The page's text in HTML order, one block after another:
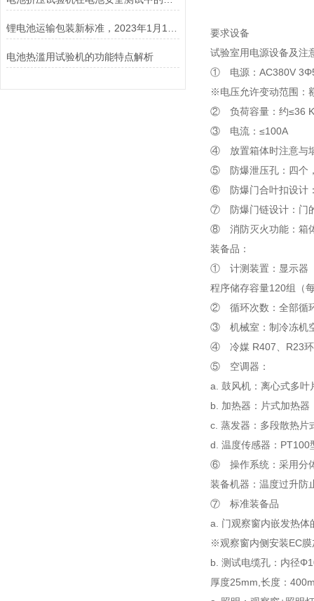
电池热滥用试验机的功能特点解析
要求设备
试验室用电源设备及注
① 电源：AC380V
※电压允许变动范围：
② 负荷容量：约≤36
③ 电流：≤100A
④ 放置箱体时注意与
⑤ 防爆泄压孔：四个
⑥ 防爆门合叶扣设计
⑦ 防爆门链设计：门的
⑧ 消防灭火功能：箱体
装备品：
① 计测装置：显示器
程序储存容量120组（
② 循环次数：全部循
③ 机械室：制冷冻机
④ 冷媒 R407、R23环
⑤ 空调器：
a. 鼓风机：离心式多叶
b. 加热器：片式加热器
c. 蒸发器：多段散热片
d. 温度传感器：PT100
⑥ 操作系统：采用分
装备机器：温度过升防
⑦ 标准装备品
a. 门观察窗内嵌发热体
※观察窗内侧安装EC膜
b. 测试电缆孔：内径
厚度25mm,长度：